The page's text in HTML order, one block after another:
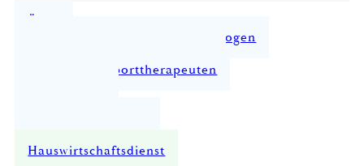
Ärzte
Psychologen und Neuropsychologen
Physio- und Sporttherapeuten
Hauswirtschaftsdienst